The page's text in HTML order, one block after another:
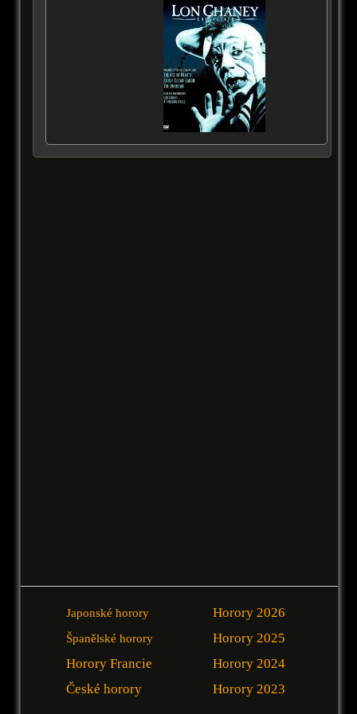
Japonské horory
Španělské horory
Horory Francie
České horory
Horory 2026
Horory 2025
Horory 2024
Horory 2023